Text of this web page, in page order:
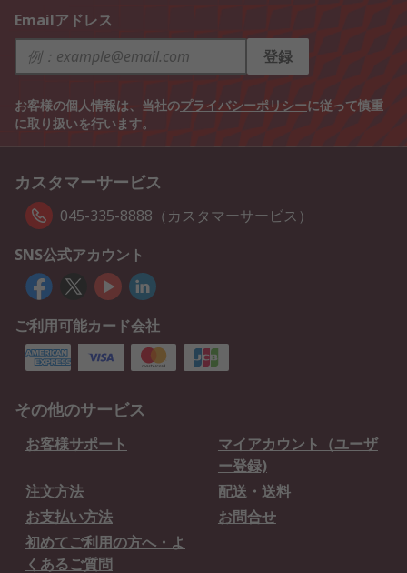
Emailアドレス
登録
お客様の個人情報は、当社のプライバシーポリシーに従って慎重
に取り扱いを行います。
カスタマーサービス
045-335-8888（カスタマーサービス）
SNS公式アカウント
ご利用可能カード会社
その他のサービス
お客様サポート
マイアカウント（ユーザ
ー登録)
注文方法
配送・送料
お支払い方法
お問合せ
初めてご利用の方へ・よ
くあるご質問